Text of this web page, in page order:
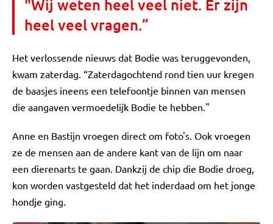
"Wij weten heel veel niet. Er zijn
heel veel vragen.”
Het verlossende nieuws dat Bodie was teruggevonden,
kwam zaterdag. “Zaterdagochtend rond tien uur kregen
de baasjes ineens een telefoontje binnen van mensen
die aangaven vermoedelijk Bodie te hebben."
Anne en Bastijn vroegen direct om foto's. Ook vroegen
ze de mensen aan de andere kant van de lijn om naar
een dierenarts te gaan. Dankzij de chip die Bodie droeg,
kon worden vastgesteld dat het inderdaad om het jonge
hondje ging.